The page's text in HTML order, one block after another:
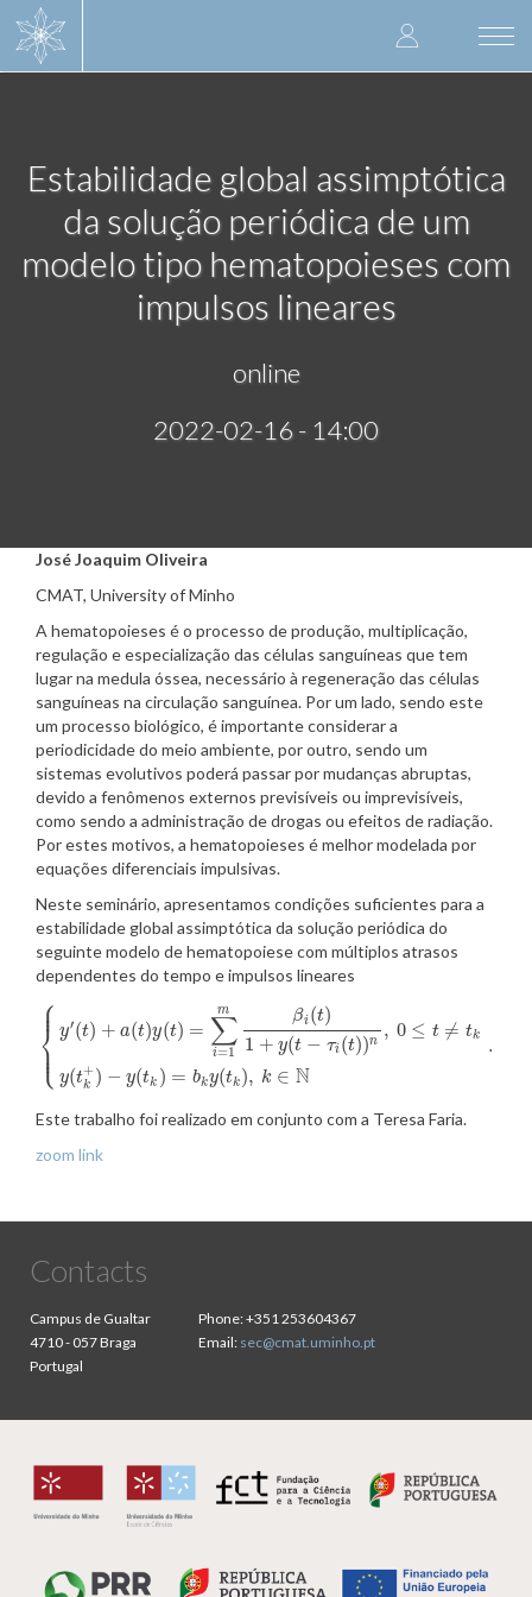
User
account
Estabilidade global assimptótica
da solução periódica de um
modelo tipo hematopoieses com
impulsos lineares
online
2022-02-16 - 14:00
José Joaquim Oliveira
CMAT, University of Minho
A hematopoieses é o processo deprodução, multiplicação,
regulação eespecialização das células sanguíneas quetem
lugarna medula óssea, necessário à regeneração das células
sanguíneas na circulação sanguínea. Porum lado, sendo este
um processo biológico, éimportanteconsiderara
periodicidadedo meio ambiente, poroutro, sendo um
sistemas evolutivos poderá passarpormudanças abruptas,
devido a fenômenos externos previsíveis ou imprevisíveis,
como sendo a administração dedrogas ou efeitos deradiação.
Porestes motivos, a hematopoieses émelhormodelada por
equações diferenciais impulsivas.
Neste seminário, apresentamos condições suficientes para a
estabilidade global assimptótica da solução periódica do
seguintemodelo dehematopoiesecom múltiplos atrasos
dependentes do tempo eimpulsos lineares
⎧
⎩
⎨⎪
⎪
⎪
⎪
y′(t) + a(t)y(t) = ∑
i=1
m βi (t)
1 + y(t − τi (t))n
, 0 ≤ t ≠ tk
y(t+
k ) − y(tk ) = bky(tk), k ∈ N
.
{y (t + a( = ∑i=1 m t)1+ y(t −τ i(t))n,0 ≤t≠tky( tk k) (
Estetrabalho foirealizado em conjunto com a Teresa Faria.
zoom link
Contacts
Campus de Gualtar
4710 - 057 Braga
Portugal
Phone:+351 253604367
Email: sec@cmat.uminho.pt